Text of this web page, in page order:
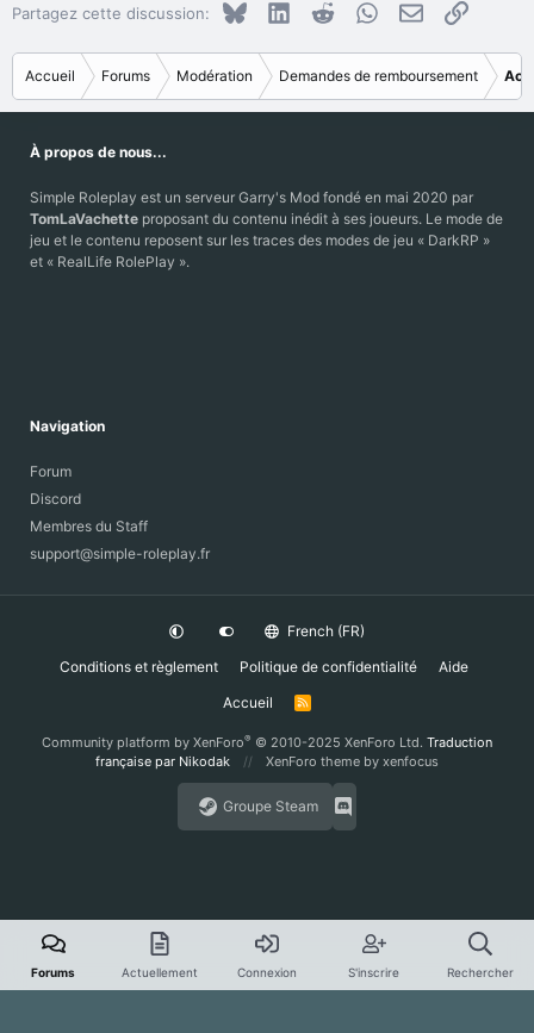
Partagez cette discussion: Bluesky LinkedInRedditWhatsApp
E-mailCopier
Accueil Forums Modération Demandes de remboursement
À propos de nous...
Simple Roleplay est un serveur Garry's Mod fondé en mai 2020 par
TomLaVachette proposant du contenu inédit à ses joueurs. Le mode de
jeu et le contenu reposent sur les traces des modes de jeu « DarkRP »
et « RealLife RolePlay ».
Navigation
Forum
Discord
Membres du Staff
support@simple-roleplay.fr
French (FR)
Conditions et règlement
Politique de confidentialité
Aide
Accueil
R
Community platform by XenForo® © 2010-2025 XenForo Ltd. Traduction
française par Nikodak
XenForo theme by xenfocus
Groupe Steam
Forums Actuellement Connexion S'inscrire Rechercher